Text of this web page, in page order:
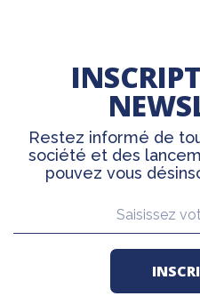
Restez informé de
société et des
pouvez vous